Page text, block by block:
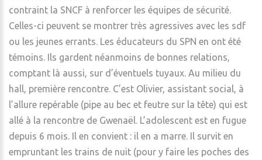
contraint la SNCF à renforcer les équipes de sécurité.
Celles-ci peuvent se montrer très agressives avec les sdf
ou les jeunes errants. Les éducateurs du SPN en ont été
témoins. Ils gardent néanmoins de bonnes relations,
comptant là aussi, sur d’éventuels tuyaux. Au milieu du
hall, première rencontre. C’est Olivier, assistant social, à
l’allure repérable (pipe au bec et feutre sur la tête) qui est
allé à la rencontre de Gwenaël. L’adolescent est en fugue
depuis 6 mois. Il en convient : il en a marre. Il survit en
empruntant les trains de nuit (pour y faire les poches des